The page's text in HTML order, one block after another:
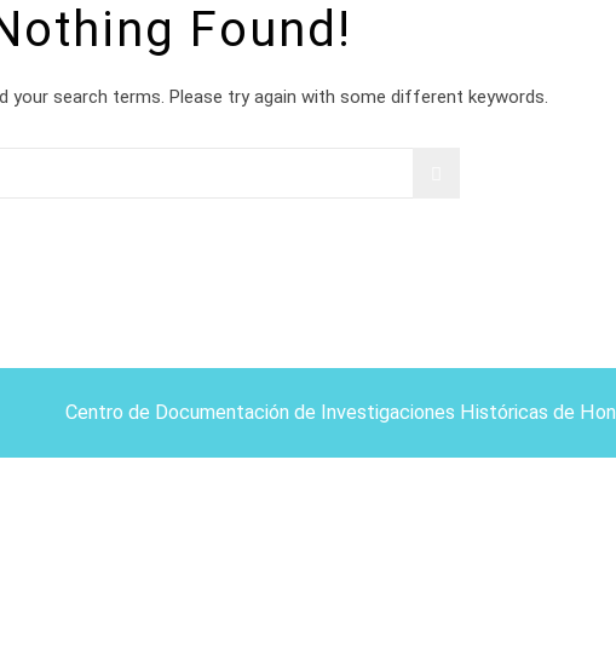
Found!
your search terms. Please try again with some different keywords.
Centro de Documentación de Investigaciones Históricas de